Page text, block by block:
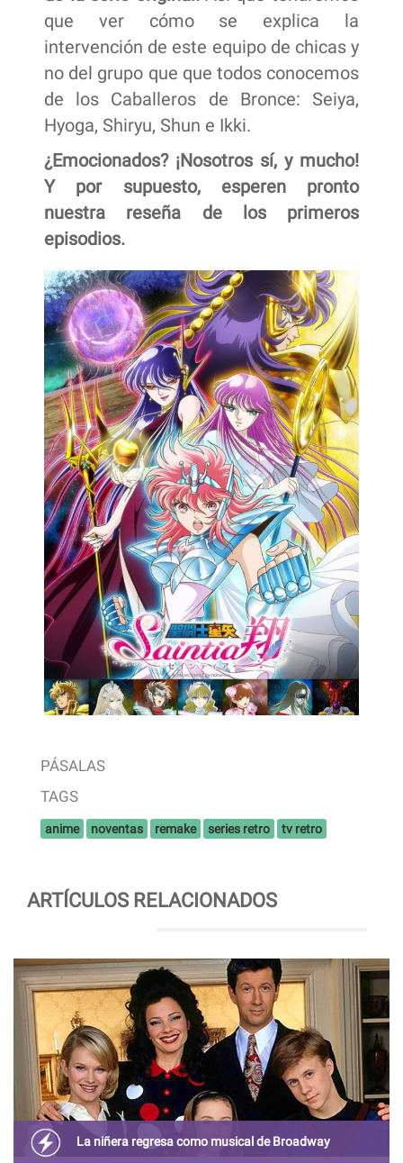
que ver cómo se explica la
intervención de este equipo de chicas y
no del grupo que que todos conocemos
de los Caballeros de Bronce: Seiya,
Hyoga, Shiryu, Shun e Ikki.
¿Emocionados? ¡Nosotros sí, y mucho!
Y por supuesto, esperen pronto
nuestra reseña de los primeros
episodios.
PÁSALAS
TAGS
anime noventas remake series retro tv retro
ARTÍCULOS RELACIONADOS
La niñera regresa como musical de Broadway